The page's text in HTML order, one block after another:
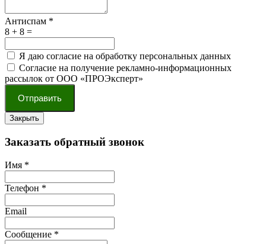
Антиспам *
8 + 8 =
Я даю согласие на обработку персональных данных
Согласие на получение рекламно-информационных
рассылок от ООО «ПРОЭксперт»
Отправить
Закрыть
Заказать обратный звонок
Имя *
Телефон *
Email
Сообщение *